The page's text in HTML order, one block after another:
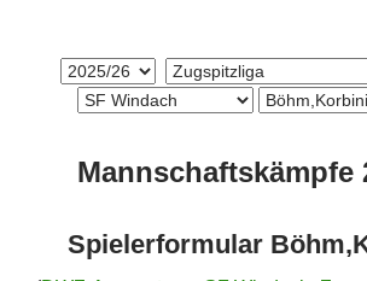
Mannschaftskämpfe
Spielerformular